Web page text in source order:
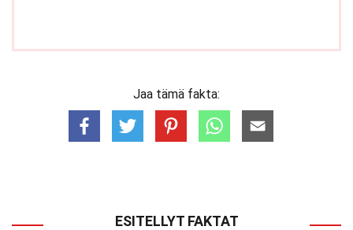
Jaa tämä fakta:
ESITELLYT FAKTAT